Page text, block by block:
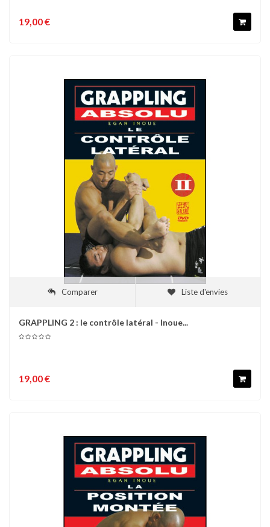
19,00 €
Comparer Liste d'envies
GRAPPLING 2 : le contrôle latéral - Inoue...
19,00 €